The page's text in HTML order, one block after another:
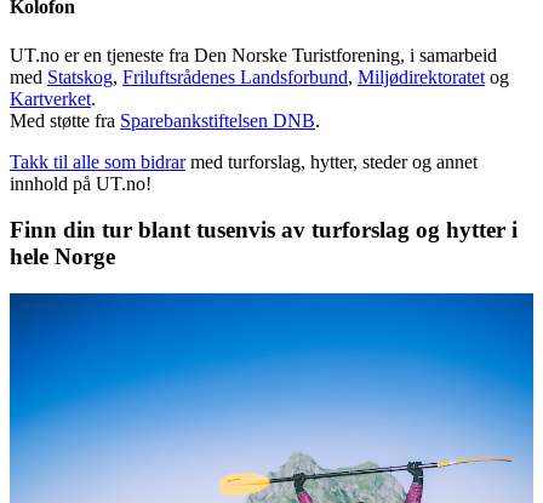
Kolofon
UT.no er en tjeneste fra Den Norske Turistforening, i samarbeid
med Statskog, Friluftsrådenes Landsforbund, Miljødirektoratet og
Kartverket.
Med støtte fra Sparebankstiftelsen DNB.
Takk til alle som bidrar med turforslag, hytter, steder og annet
innhold på UT.no!
Finn din tur blant tusenvis av turforslag og hytter i
hele Norge